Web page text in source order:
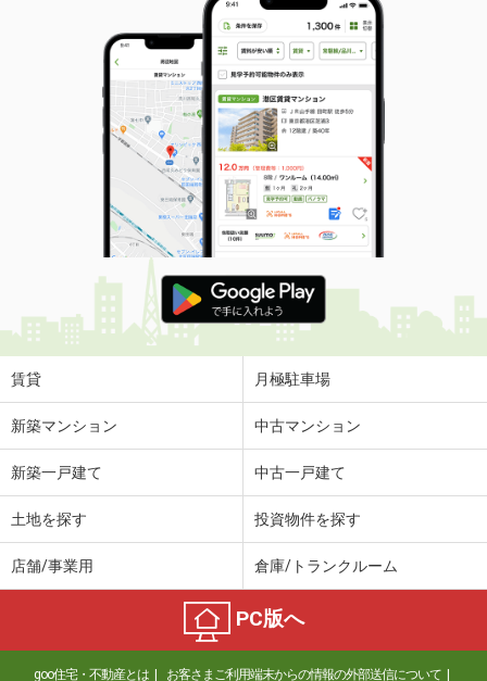
賃貸 月極駐車場
新築マンション 中古マンション
新築一戸建て 中古一戸建て
土地を探す 投資物件を探す
店舗/事業用 倉庫/トランクルーム
PC版へ
goo住宅・不動産とは お客さまご利用端末からの情報の外部送信について